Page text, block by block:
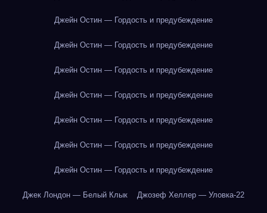
Джейн Остин — Гордость и предубеждение
Джейн Остин — Гордость и предубеждение
Джейн Остин — Гордость и предубеждение
Джейн Остин — Гордость и предубеждение
Джейн Остин — Гордость и предубеждение
Джейн Остин — Гордость и предубеждение
Джейн Остин — Гордость и предубеждение
Джек Лондон — Белый Клык Джозеф Хеллер — Уловка-22